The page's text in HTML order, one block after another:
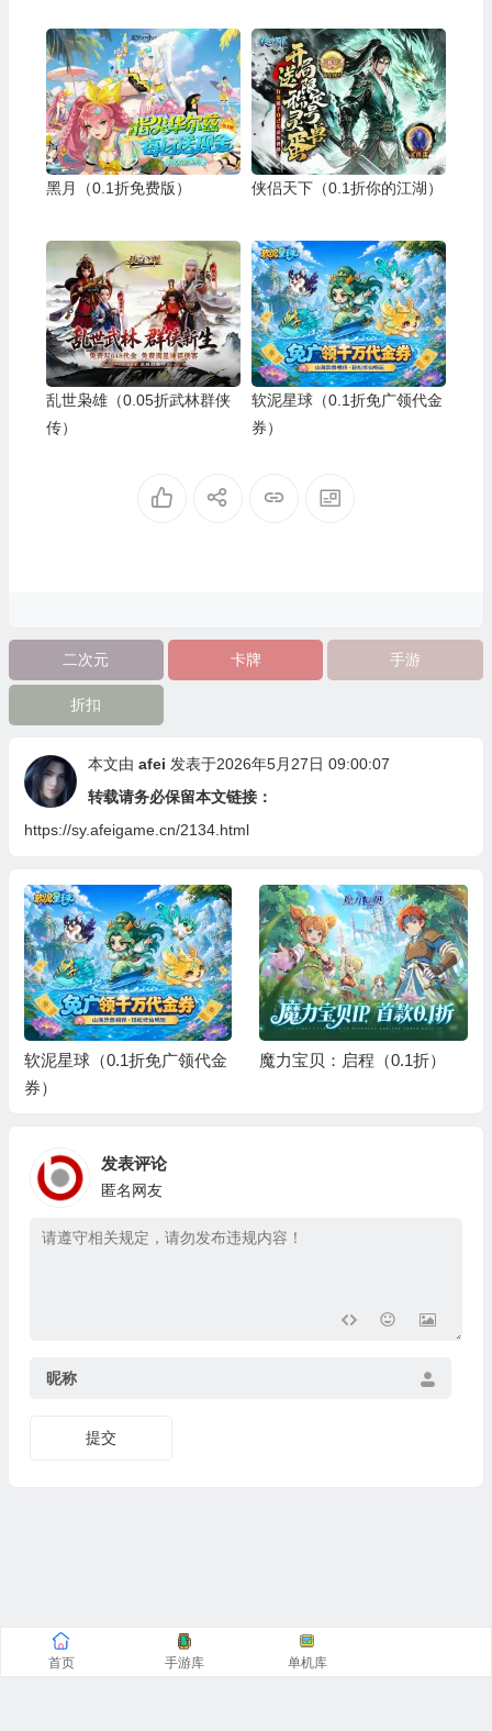
黑月（0.1折免费版） 侠侣天下（0.1折你的江湖）
乱世枭雄（0.05折武林群侠
传）
软泥星球（0.1折免广领代金
券）
二次元 卡牌 手游
折扣
本文由 afei 发表于2026年5月27日 09:00:07
转载请务必保留本文链接：
https://sy.afeigame.cn/2134.html
软泥星球（0.1折免广领代金
券）
魔力宝贝：启程（0.1折）
发表评论
匿名网友
昵称
提交
首页 手游库 单机库